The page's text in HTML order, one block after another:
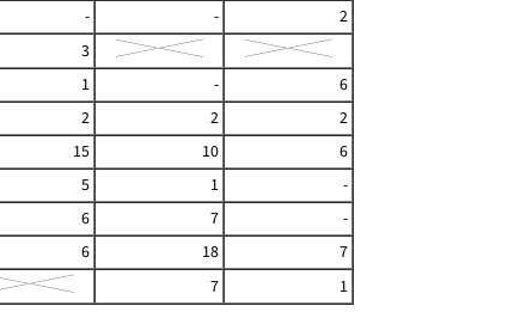
- -
2
3
1 -
6
2 2
2
15 10
6
5 1
-
6 7
-
6 18
7
7 1